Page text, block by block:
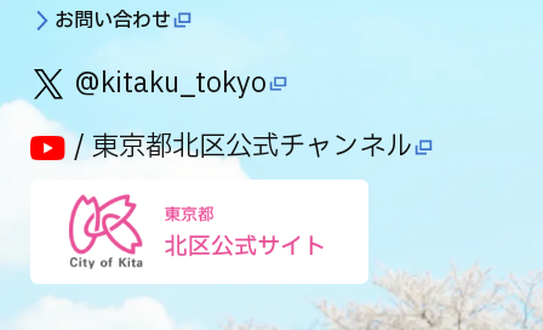
お問い合わせ
@kitaku_tokyo
/ 東京都北区公式チャンネル